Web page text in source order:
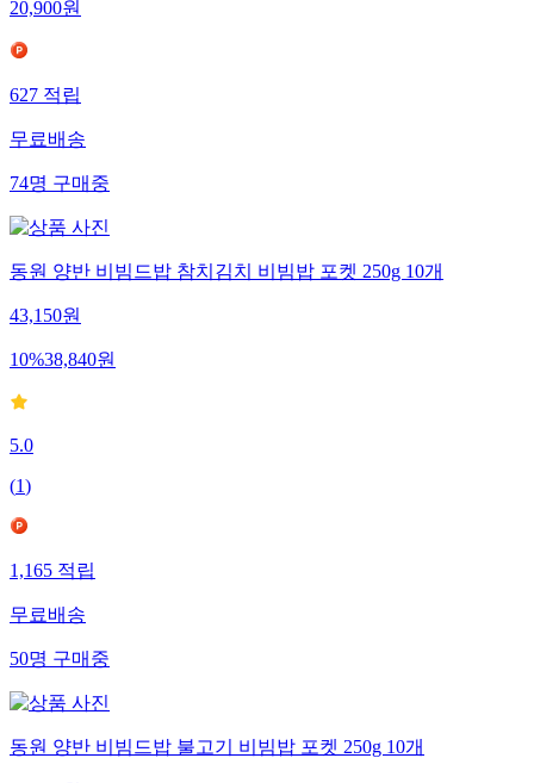
20,900원
627적립
무료배송
74명구매중
동원 양반 비빔드밥 참치김치 비빔밥 포켓 250g 10개
43,150원
10%38,840원
5.0
(1)
1,165적립
무료배송
50명구매중
동원 양반 비빔드밥 불고기 비빔밥 포켓 250g 10개